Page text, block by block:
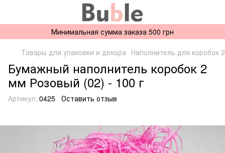
Минимальная сумма заказа 500 грн
Товары для упаковки и декора Наполнитель для коробок
Бумажный наполнитель коробок 2
мм Розовый (02) - 100 г
Артикул: 0425 Оставить отзыв